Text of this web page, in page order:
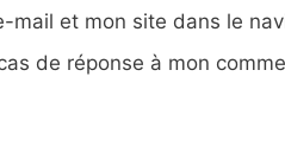
mail et mon site dans le
de réponse à mon